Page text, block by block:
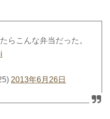
らこんな弁当だった。
2013年6月26日